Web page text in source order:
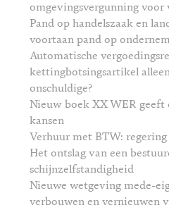
omgevingsvergunning
Pand op handelszaak en
voortaan pand op
Automatische
kettingbotsingsartikel
onschuldige?
Nieuw boek XX WER geeft
kansen
Verhuur met BTW:
Het ontslag van een
schijnzelfstandigheid
Nieuwe wetgeving mede-
verbouwen en vernieuwen